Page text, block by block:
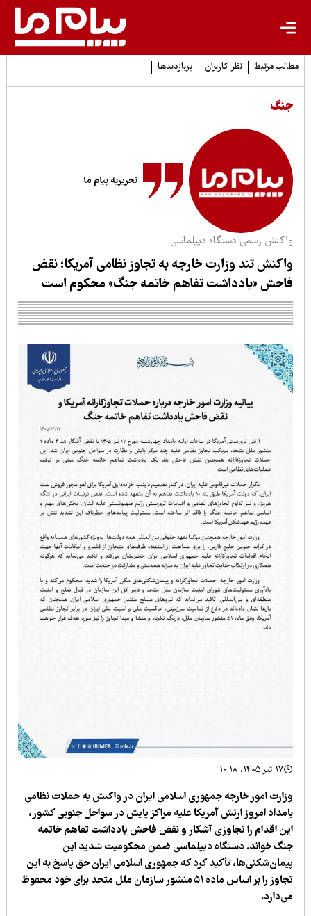
مرتبط نظر کاربران پربازدیدها
تحریریه پیام ما
رسمی دستگاه دیپلماسی
تند وزارت خارجه به تجاوز نظامی آمریکا؛ نقض
«یادداشت تفاهم خاتمه جنگ» محکوم است
امور خارجه جمهوری اسلامی ایران در واکنش به حملات نظامی
امروز ارتش آمریکا علیه مراکز پایش در سواحل جنوبی کشور،
اقدام را تجاوزی آشکار و نقض فاحش یادداشت تفاهم خاتمه
خواند. دستگاه دیپلماسی ضمن محکومیت شدید این
تأکید کرد که جمهوری اسلامی ایران حق پاسخ به این
تجاوز را بر اساس ماده ۵۱ منشور سازمان ملل متحد برای خود محفوظ